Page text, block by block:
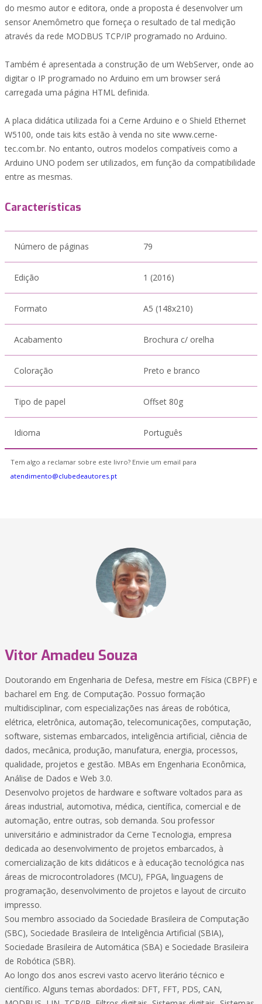
do mesmo autor e editora, onde a proposta é desenvolver um
sensor Anemômetro que forneça o resultado de tal medição
através da rede MODBUS TCP/IP programado no Arduino.
Também é apresentada a construção de um WebServer, onde ao
digitar o IP programado no Arduino em um browser será
carregada uma página HTML definida.
A placa didática utilizada foi a Cerne Arduino e o Shield Ethernet
W5100, onde tais kits estão à venda no site www.cerne-
tec.com.br. No entanto, outros modelos compatíveis como a
Arduino UNO podem ser utilizados, em função da compatibilidade
entre as mesmas.
Características
Número de páginas 79
Edição 1 (2016)
Formato A5 (148x210)
Acabamento Brochura c/ orelha
Coloração Preto e branco
Tipo de papel Offset 80g
Idioma Português
Tem algo a reclamar sobre este livro? Envie um email para
atendimento@clubedeautores.pt
Vitor Amadeu Souza
Doutorando em Engenharia de Defesa, mestre em Física (CBPF) e
bacharel em Eng. de Computação. Possuo formação
multidisciplinar, com especializações nas áreas de robótica,
elétrica, eletrônica, automação, telecomunicações, computação,
software, sistemas embarcados, inteligência artificial, ciência de
dados, mecânica, produção, manufatura, energia, processos,
qualidade, projetos e gestão. MBAs em Engenharia Econômica,
Análise de Dados e Web 3.0.
Desenvolvo projetos de hardware e software voltados para as
áreas industrial, automotiva, médica, científica, comercial e de
automação, entre outras, sob demanda. Sou professor
universitário e administrador da Cerne Tecnologia, empresa
dedicada ao desenvolvimento de projetos embarcados, à
comercialização de kits didáticos e à educação tecnológica nas
áreas de microcontroladores (MCU), FPGA, linguagens de
programação, desenvolvimento de projetos e layout de circuito
impresso.
Sou membro associado da Sociedade Brasileira de Computação
(SBC), Sociedade Brasileira de Inteligência Artificial (SBIA),
Sociedade Brasileira de Automática (SBA) e Sociedade Brasileira
de Robótica (SBR).
Ao longo dos anos escrevi vasto acervo literário técnico e
científico. Alguns temas abordados: DFT, FFT, PDS, CAN,